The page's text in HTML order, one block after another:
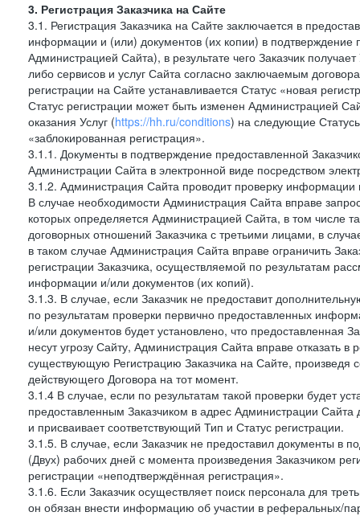
3. Регистрация Заказчика на Сайте
3.1. Регистрация Заказчика на Сайте заключается в
информации и (или) документов (их копии) в
Администрацией Сайта), в результате чего Заказчик
либо сервисов и услуг Сайта согласно заключаемым
регистрации на Сайте устанавливается Статус «новая
Статус регистрации может быть изменен Администрацией
оказания Услуг (https://hh.ru/conditions) на следующие
«заблокированная регистрация».
3.1.1. Документы в подтверждение предоставленной
Администрации Сайта в электронной виде посредством
3.1.2. Администрация Сайта проводит проверку информации
В случае необходимости Администрация Сайта вправе
которых определяется Администрацией Сайта, в том числе
договорных отношений Заказчика с третьими лицами, в
в таком случае Администрация Сайта вправе ограничить
регистрации Заказчика, осуществляемой по результатам
информации и/или документов (их копий).
3.1.3. В случае, если Заказчик не предоставит
по результатам проверки первично предоставленных
и/или документов будет установлено, что предоставленная
несут угрозу Сайту, Администрация Сайта вправе отказать
существующую Регистрацию Заказчика на Сайте, произведя
действующего Договора на тот момент.
3.1.4 В случае, если по результатам такой проверки будет
предоставленным Заказчиком в адрес Администрации
и присваивает соответствующий Тип и Статус регистрации.
3.1.5. В случае, если Заказчик не предоставил документы в
(Двух) рабочих дней с момента произведения Заказчиком
регистрации «неподтверждённая регистрация».
3.1.6. Если Заказчик осуществляет поиск персонала для
он обязан внести информацию об участии в реферальных/